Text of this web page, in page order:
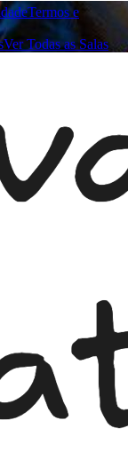
Termos e
Ver Todas as Salas